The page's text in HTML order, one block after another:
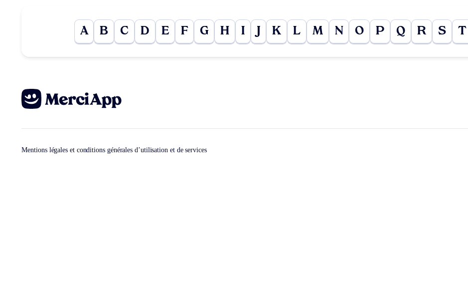
A B C D E F G H I J K L M N O P Q R S T
Mentions légales et conditions générales d’utilisation et de services